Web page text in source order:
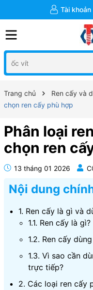
Tài khoản
Trang chủ Ren cấy và
chọn ren cấy phù hợp
Phân loại
chọn ren
13 tháng 01 2026
Nội dung
1. Ren cấy là gì và
1.1. Ren cấy là gì?
1.2. Ren cấy
1.3. Vì sao cần
trực tiếp?
2. Các loại ren cấy